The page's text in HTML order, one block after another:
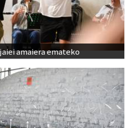
amaiera emateko